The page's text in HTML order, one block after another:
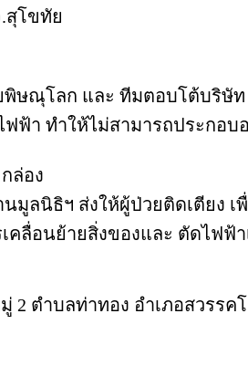
สุโขทัย
ษณุโลก และ ทีมตอบโต้บริษั
ฟ้า ทำให้ไม่สามารถประกอบ
ล่อง
ลนิธิฯ ส่งให้ผู้ป่วยติดเตียง เ
ลื่อนย้ายสิ่งของและ ตัดไฟฟ้
ตำบลท่าทอง อำเภอสวรรค